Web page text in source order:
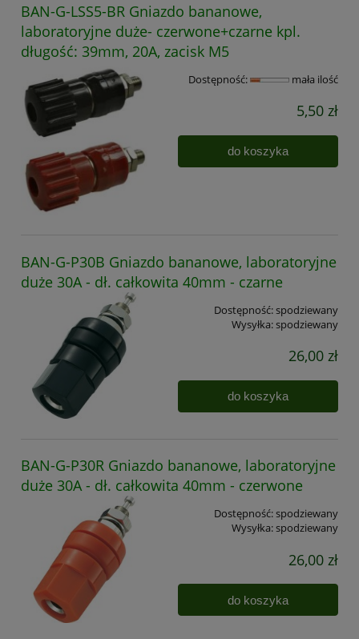
BAN-G-LSS5-BR Gniazdo bananowe,
laboratoryjne duże- czerwone+czarne kpl.
długość: 39mm, 20A, zacisk M5
Dostępność: mała ilość
5,50 zł
do koszyka
BAN-G-P30B Gniazdo bananowe, laboratoryjne
duże 30A - dł. całkowita 40mm - czarne
Dostępność:spodziewany
Wysyłka:spodziewany
26,00 zł
do koszyka
BAN-G-P30R Gniazdo bananowe, laboratoryjne
duże 30A - dł. całkowita 40mm - czerwone
Dostępność:spodziewany
Wysyłka:spodziewany
26,00 zł
do koszyka